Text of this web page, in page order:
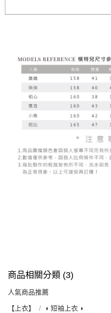
商品相關分類 (3)
人氣商品推薦
【上衣】 ◖ 短袖上衣 ◗